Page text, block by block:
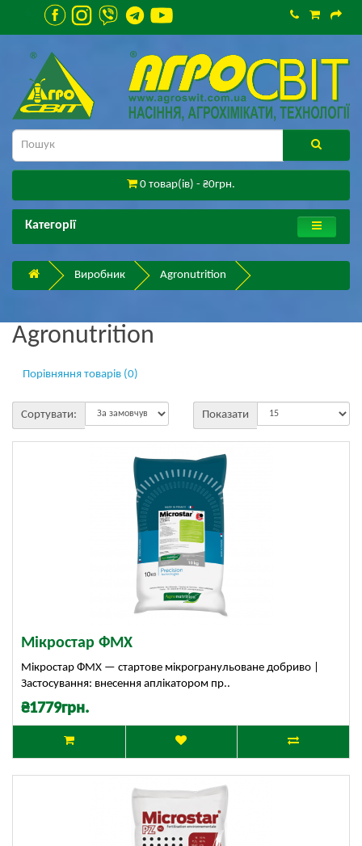
0 товар(ів) - ₴0грн.
Категорії
Виробник Agronutrition
Agronutrition
Порівняння товарів (0)
Сортувати: Показати
Мікростар ФМХ
Мікростар ФМХ — стартове мікрогранульоване добриво |
Застосування: внесення аплікатором пр..
₴1779грн.